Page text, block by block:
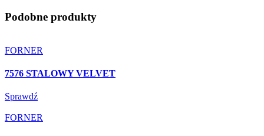
Podobne produkty
FORNER
7576 STALOWY VELVET
Sprawdź
FORNER